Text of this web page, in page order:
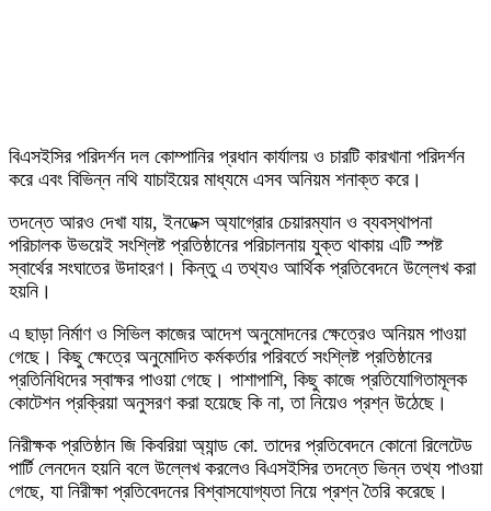
বিএসইসির পরিদর্শন দল কোম্পানির প্রধান কার্যালয় ও চারটি কারখানা পরিদর্শন
করে এবং বিভিন্ন নথি যাচাইয়ের মাধ্যমে এসব অনিয়ম শনাক্ত করে।
তদন্তে আরও দেখা যায়, ইনডেক্স অ্যাগ্রোর চেয়ারম্যান ও ব্যবস্থাপনা
পরিচালক উভয়েই সংশ্লিষ্ট প্রতিষ্ঠানের পরিচালনায় যুক্ত থাকায় এটি স্পষ্ট
স্বার্থের সংঘাতের উদাহরণ। কিন্তু এ তথ্যও আর্থিক প্রতিবেদনে উল্লেখ করা
হয়নি।
এ ছাড়া নির্মাণ ও সিভিল কাজের আদেশ অনুমোদনের ক্ষেত্রেও অনিয়ম পাওয়া
গেছে। কিছু ক্ষেত্রে অনুমোদিত কর্মকর্তার পরিবর্তে সংশ্লিষ্ট প্রতিষ্ঠানের
প্রতিনিধিদের স্বাক্ষর পাওয়া গেছে। পাশাপাশি, কিছু কাজে প্রতিযোগিতামূলক
কোটেশন প্রক্রিয়া অনুসরণ করা হয়েছে কি না, তা নিয়েও প্রশ্ন উঠেছে।
নিরীক্ষক প্রতিষ্ঠান জি কিবরিয়া অ্যান্ড কো. তাদের প্রতিবেদনে কোনো রিলেটেড
পার্টি লেনদেন হয়নি বলে উল্লেখ করলেও বিএসইসির তদন্তে ভিন্ন তথ্য পাওয়া
গেছে, যা নিরীক্ষা প্রতিবেদনের বিশ্বাসযোগ্যতা নিয়ে প্রশ্ন তৈরি করেছে।